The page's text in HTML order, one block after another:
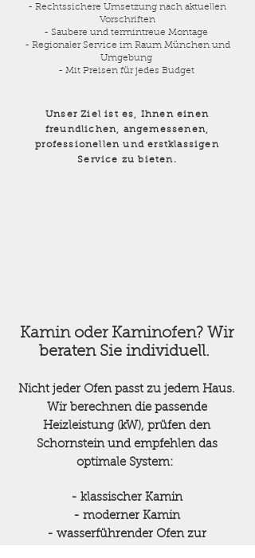
- Rechtssichere Umsetzung nach aktuellen
Vorschriften
- Saubere und termintreue Montage
- Regionaler Service im Raum München und
Umgebung
- Mit Preisen für jedes Budget
Unser Ziel ist es, Ihnen einen
freundlichen, angemessenen,
professionellen und erstklassigen
Service zu bieten.
Kamin oder Kaminofen? Wir
beraten Sie individuell.
Nicht jeder Ofen passt zu jedem Haus.
Wir berechnen die passende
Heizleistung (kW), prüfen den
Schornstein und empfehlen das
optimale System:
- klassischer Kamin
- moderner Kamin
- wasserführender Ofen zur